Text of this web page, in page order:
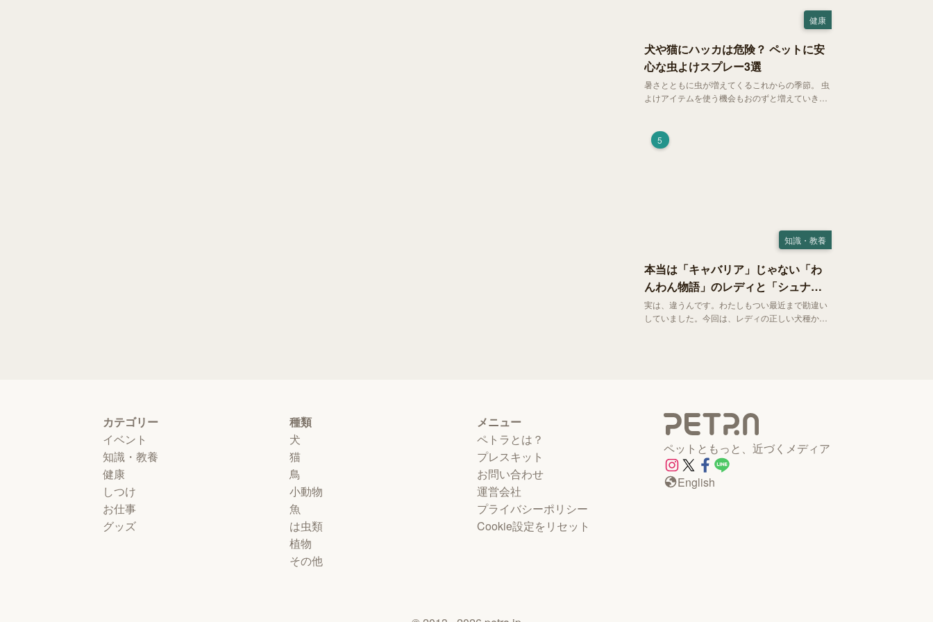
健康
犬や猫にハッカは危険？ ペットに安
心な虫よけスプレー3選
暑さとともに虫が増えてくるこれからの季節。 虫
よけアイテムを使う機会もおのずと増えていきま
健康には悪影響 だということはご存知ですか？
5
知識・教養
本当は「キャバリア」じゃない「わ
んわん物語」のレディと「シュナ」
じゃないトランプ
実は、違うんです。わたしもつい最近まで勘違い
していました。今回は、レディの正しい犬種から
カテゴリー
イベント
知識・教養
健康
しつけ
お仕事
グッズ
種類
犬
猫
鳥
小動物
魚
は虫類
植物
その他
メニュー
ペトラとは？
プレスキット
お問い合わせ
運営会社
プライバシーポリシー
Cookie設定をリセット
ペットともっと、近づくメディア
English